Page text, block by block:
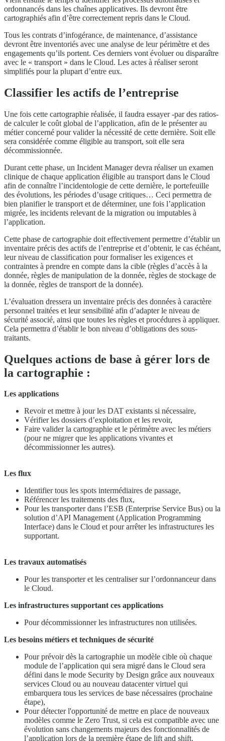
ordonnancés dans les chaînes applicatives. Ils devront être
cartographiés afin d’être correctement repris dans le Cloud.
Tous les contrats d’infogérance, de maintenance, d’assistance
devront être inventoriés avec une analyse de leur périmètre et des
engagements qu’ils portent. Ces derniers vont évoluer ou disparaître
avec le « transport » dans le Cloud. Les actes à réaliser seront
simplifiés pour la plupart d’entre eux.
Classifier les actifs de l’entreprise
Une fois cette cartographie réalisée, il faudra essayer -par des ratios-
de calculer le coût global de l’application, afin de le présenter au
métier concerné pour valider la nécessité de cette dernière. Soit elle
sera considérée comme éligible au transport, soit elle sera
décommissionnée.
Durant cette phase, un Incident Manager devra réaliser un examen
clinique de chaque application éligible au transport dans le Cloud
afin de connaître l’incidentologie de cette dernière, le portefeuille
des évolutions, les périodes d’usage critiques… Ceci permettra de
bien planifier le transport et de déterminer, une fois l’application
migrée, les incidents relevant de la migration ou imputables à
l’application.
Cette phase de cartographie doit effectivement permettre d’établir un
inventaire précis des actifs de l’entreprise et d’obtenir, le cas échéant,
leur niveau de classification pour formaliser les exigences et
contraintes à prendre en compte dans la cible (règles d’accès à la
donnée, règles de manipulation de la donnée, règles de stockage de
la donnée, règles de transport de la donnée).
L’évaluation dressera un inventaire précis des données à caractère
personnel traitées et leur sensibilité afin d’adapter le niveau de
sécurité associé, ainsi que toutes les règles et procédures à appliquer.
Cela permettra d’établir le bon niveau d’obligations des sous-
traitants.
Quelques actions de base à gérer lors de
la cartographie :
Les applications
Revoir et mettre à jour les DAT existants si nécessaire,
Vérifier les dossiers d’exploitation et les revoir,
Faire valider la cartographie et le périmètre avec les métiers
(pour ne migrer que les applications vivantes et
décommissionner les autres).
Les flux
Identifier tous les spots intermédiaires de passage,
Référencer les traitements des flux,
Pour les transporter dans l’ESB (Enterprise Service Bus) ou la
solution d’API Management (Application Programming
Interface) dans le Cloud et pour arrêter les infrastructures les
supportant.
Les travaux automatisés
Pour les transporter et les centraliser sur l’ordonnanceur dans
le Cloud.
Les infrastructures supportant ces applications
Pour décommissionner les infrastructures non utilisées.
Les besoins métiers et techniques de sécurité
Pour prévoir dès la cartographie un modèle cible où chaque
module de l’application qui sera migré dans le Cloud sera
défini dans le mode Security by Design grâce aux nouveaux
services Cloud ou au nouveau datacenter virtuel qui
embarquera tous les services de base nécessaires (prochaine
étape),
Pour détecter l'opportunité de mettre en place de nouveaux
modèles comme le Zero Trust, si cela est compatible avec une
évolution sans changements majeurs des fonctionnalités de
l’application lors de la première étape de lift and shift.